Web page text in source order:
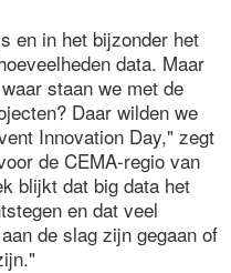
en in het bijzonder het
data. Maar
staan we met de
Daar wilden we
Innovation Day," zegt
de CEMA-regio van
blijkt dat big data het
en dat veel
de slag zijn gegaan of